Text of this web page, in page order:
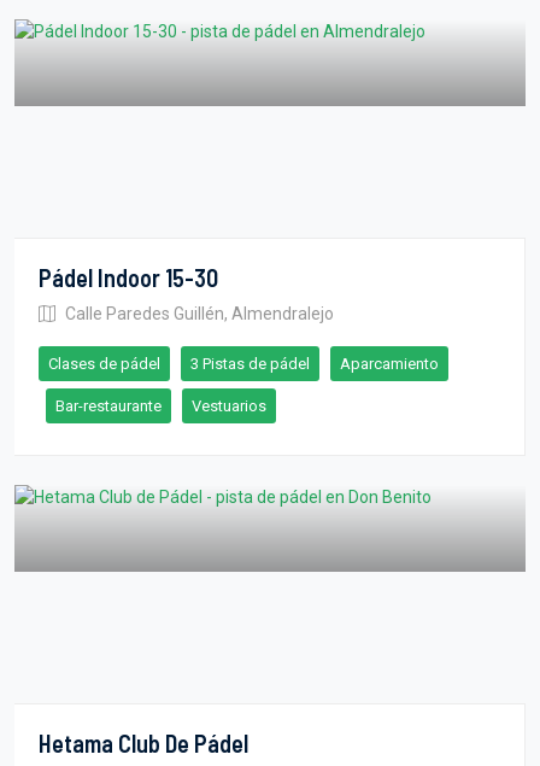
Pádel Indoor 15-30
Calle Paredes Guillén, Almendralejo
Clases de pádel 3 Pistas de pádel Aparcamiento
Bar-restaurante Vestuarios
Hetama Club De Pádel